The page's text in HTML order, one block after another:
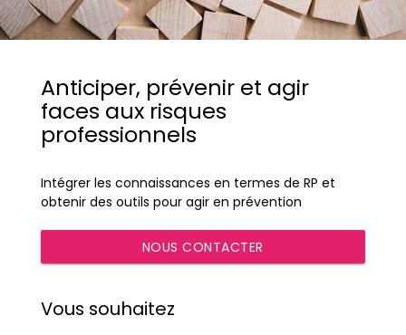
Anticiper, prévenir et agir
faces aux risques
professionnels
Intégrer les connaissances en termes de RP et
obtenir des outils pour agir en prévention
NOUS CONTACTER
Vous souhaitez